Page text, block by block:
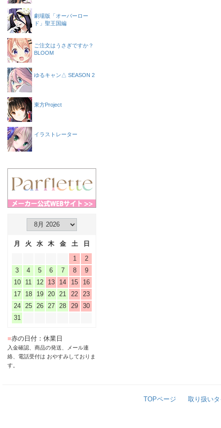
劇場版「オーバーロー
ド」聖王国編
ご注文はうさぎですか？
BLOOM
ゆるキャン△ SEASON 2
東方Project
イラストレーター
月 火 水 木 金 土
日
1
2
3
4 5 6 7 8
9
10
11 12 13 14 15
16
17
18 19 20 21 22
23
24
25 26 27 28 29
30
31
■赤の日付：休業日
入金確認、商品の発送、メール連
絡、電話受付は おやすみしておりま
す。
TOPページ 取り扱い